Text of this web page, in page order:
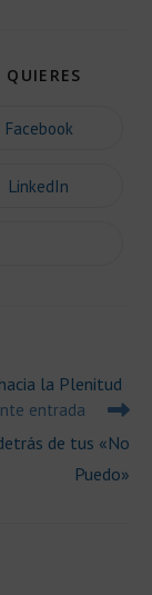
Se
una
nueva
Facebook
Se
LinkedIn
la Plenitud
entrada
de tus «No
Puedo»